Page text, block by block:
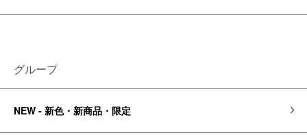
グループ
NEW - 新色・新商品・限定